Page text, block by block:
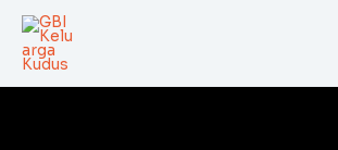
Skip
content